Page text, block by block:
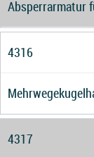
Absperrarmatur
4316
4317